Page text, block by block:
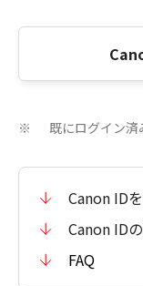
※ 既にログイン済
Canon ID
Canon ID
FAQ